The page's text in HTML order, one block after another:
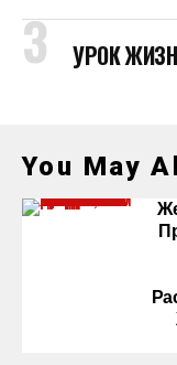
УРОК
You May